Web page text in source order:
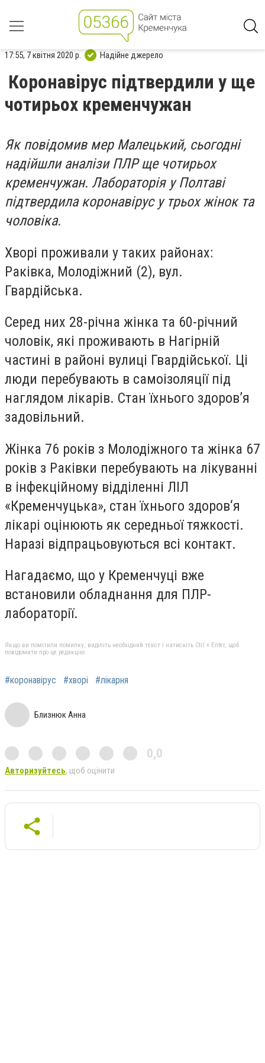
17:55, 7 квітня 2020 р. Надійне джерело
Коронавірус підтвердили у ще
чотирьох кременчужан
Як повідомив мер Малецький, сьогодні
надійшли аналізи ПЛР ще чотирьох
кременчужан. Лабораторія у Полтаві
підтвердила коронавірус у трьох жінок та
чоловіка.
Хворі проживали у таких районах:
Раківка, Молодіжний (2), вул.
Гвардійська.
Серед них 28-річна жінка та 60-річний
чоловік, які проживають в Нагірній
частині в районі вулиці Гвардійської. Ці
люди перебувають в самоізоляції під
наглядом лікарів. Стан їхнього здоров’я
задовільний.
Жінка 76 років з Молодіжного та жінка 67
років з Раківки перебувають на лікуванні
в інфекційному відділенні ЛІЛ
«Кременчуцька», стан їхнього здоров‘я
лікарі оцінюють як середньої тяжкості.
Наразі відпрацьовуються всі контакт.
Нагадаємо, що у Кременчуці вже
встановили обладнання для ПЛР-
лабораторії.
Якщо ви помітили помилку, виділіть необхідний текст і натисніть Ctrl + Enter, щоб
повідомити про це редакцію
#коронавірус #хворі #лікарня
Близнюк Анна
0,0
Авторизуйтесь, щоб оцінити